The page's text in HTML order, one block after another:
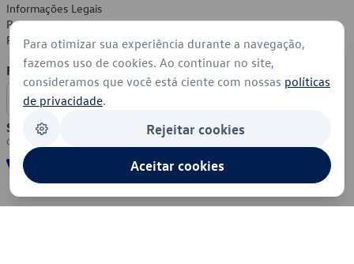
Informações Legais
Política de Privacidade
Política de Cookies
Formas de Pagamento
Segurança
Para otimizar sua experiência durante a navegação,
fazemos uso de cookies. Ao continuar no site,
consideramos que você está ciente com nossas políticas
de privacidade.
Rejeitar cookies
Aceitar cookies